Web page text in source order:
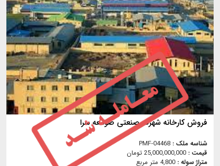
فروش کارخانه شهرک صنعتی صومعه سرا
شناسه ملک : PMF-04468
قیمت : 25,000,000,000 تومان
متراژ سوله : 4,800 متر مربع